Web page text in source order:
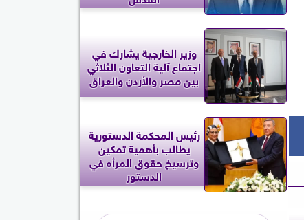
وزير الخارجية يشارك في
اجتماع آلية التعاون الثلاثي
بين مصر والأردن والعراق
رئيس المحكمة الدستورية
يطالب بأهمية تمكين
وترسيخ حقوق المرأه في
الدستور